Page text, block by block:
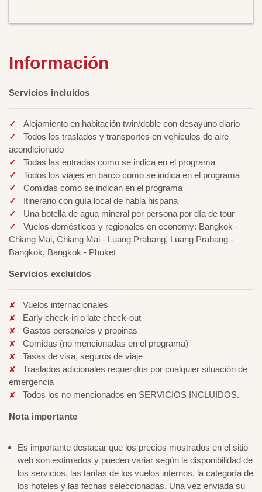
Información
Servicios incluidos
Alojamiento en habitación twin/doble con desayuno diario
Todos los traslados y transportes en vehículos de aire
acondicionado
Todas las entradas como se indica en el programa
Todos los viajes en barco como se indica en el programa
Comidas como se indican en el programa
Itinerario con guía local de habla hispana
Una botella de agua mineral por persona por día de tour
Vuelos domésticos y regionales en economy: Bangkok -
Chiang Mai, Chiang Mai - Luang Prabang, Luang Prabang -
Bangkok, Bangkok - Phuket
Servicios excluidos
Vuelos internacionales
Early check-in o late check-out
Gastos personales y propinas
Comidas (no mencionadas en el programa)
Tasas de visa, seguros de viaje
Traslados adicionales requeridos por cualquier situación de
emergencia
Todos los no mencionados en SERVICIOS INCLUIDOS.
Nota importante
Es importante destacar que los precios mostrados en el sitio
web son estimados y pueden variar según la disponibilidad de
los servicios, las tarifas de los vuelos internos, la categoría de
los hoteles y las fechas seleccionadas. Una vez enviada su